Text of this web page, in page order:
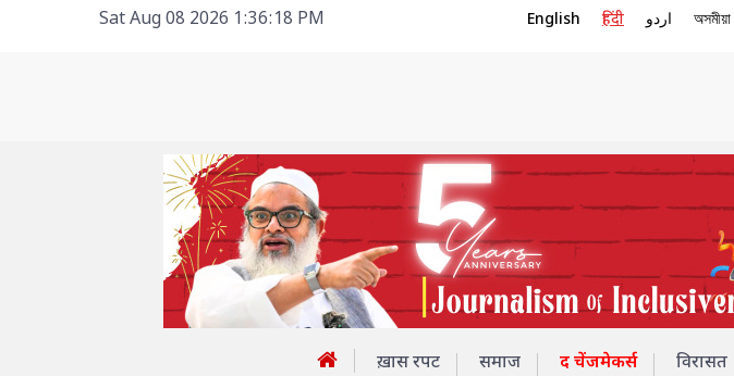
Sat Aug 08 2026 1:36:18 PM English हिंदी اردو অসমীয়া
ख़ास रपट समाज द चेंजमेकर्स विरासत